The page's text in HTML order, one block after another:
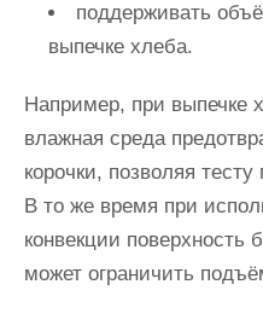
поддерживать
выпечке хлеба.
Например, при выпечке
влажная среда
корочки, позволяя
В то же время при
конвекции поверхность
может ограничить